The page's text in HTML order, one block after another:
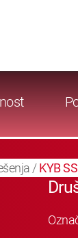
/KYB